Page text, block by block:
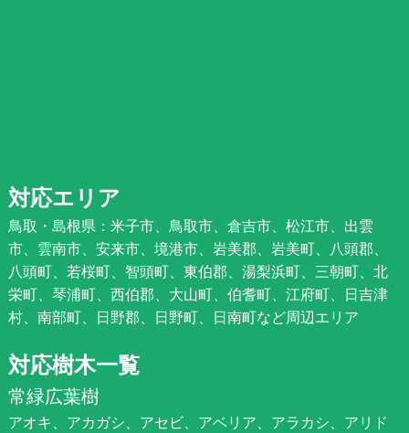
対応エリア
鳥取・島根県：米子市、鳥取市、倉吉市、松江市、出雲
市、雲南市、安来市、境港市、岩美郡、岩美町、八頭郡、
八頭町、若桜町、智頭町、東伯郡、湯梨浜町、三朝町、北
栄町、琴浦町、西伯郡、大山町、伯耆町、江府町、日吉津
村、南部町、日野郡、日野町、日南町など周辺エリア
対応樹木一覧
常緑広葉樹
アオキ、アカガシ、アセビ、アベリア、アラカシ、アリド